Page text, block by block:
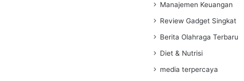
Manajemen Keuangan
Review Gadget Singkat
Berita Olahraga Terbaru
Diet & Nutrisi
media terpercaya